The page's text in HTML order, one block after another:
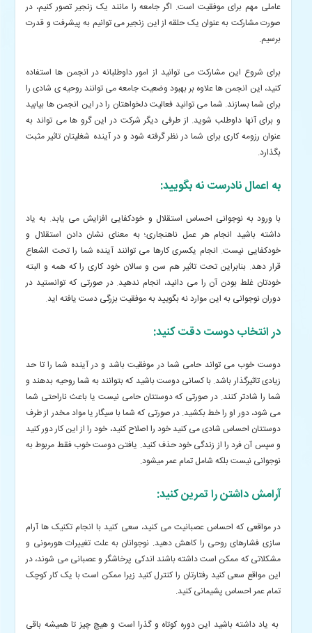
عاملی مهم برای موفقیت است. اگر جامعه را مانند یک زنجیر تصور کنیم، در
صورت مشارکت به عنوان یک حلقه از این زنجیر می توانیم به پیشرفت و قدرت
برسیم.
برای شروع این مشارکت می توانید از امور داوطلبانه در انجمن ها استفاده
کنید، این انجمن ها علاوه بر بهبود وضعیت جامعه می توانند روحیه ی شادی را
برای شما بسازند. شما می توانید فعالیت دلخواهتان را در این انجمن ها بیابید
و برای آنها داوطلب شوید. از طرفی دیگر شرکت در این گرو ها می تواند به
عنوان رزومه کاری برای شما در نظر گرفته شود و در آینده شغلیتان تاثیر مثبت
بگذارد.
به اعمال نادرست نه بگویید:
با ورود به نوجوانی احساس استقلال و خودکفایی افزایش می یابد. به یاد
داشته باشید انجام هر عمل ناهنجاری؛ به معنای نشان دادن استقلال و
خودکفایی نیست. انجام یکسری کارها می توانند آینده شما را تحت الشعاع
قرار دهد. بنابراین تحت تاثیر هم سن و سالان خود کاری را که همه و البته
خودتان غلط بودن آن را می دانید، انجام ندهید. در صورتی که توانستید در
دوران نوجوانی به این موارد نه بگویید به موفقیت بزرگی دست یافته اید.
در انتخاب دوست دقت کنید:
دوست خوب می تواند حامی شما در موفقیت باشد و در آینده شما را تا حد
زیادی تاثیرگذار باشد. با کسانی دوست باشید که بتوانند به شما روحیه بدهند و
شما را شادتر کنند. در صورتی که دوستتان حامی نیست یا باعث ناراحتی شما
می شود، دور او را خط بکشید. در صورتی که شما با سیگار یا مواد مخدر از طرف
دوستتان احساس شادی می کنید خود را اصلاح کنید، خود را از این کار دور کنید
و سپس آن فرد را از زندگی خود حذف کنید. یافتن دوست خوب فقط مربوط به
نوجوانی نیست بلکه شامل تمام عمر میشود.
آرامش داشتن را تمرین کنید:
در مواقعی که احساس عصبانیت می کنید، سعی کنید با انجام تکنیک ها آرام
سازی فشارهای روحی را کاهش دهید. نوجوانان به علت تغییرات هورمونی و
مشکلاتی که ممکن است داشته باشند اندکی پرخاشگر و عصبانی می شوند، در
این مواقع سعی کنید رفتارتان را کنترل کنید زیرا ممکن است با یک کار کوچک
تمام عمر احساس پشیمانی کنید.
به یاد داشته باشید این دوره کوتاه و گذرا است و هیچ چیز تا همیشه باقی